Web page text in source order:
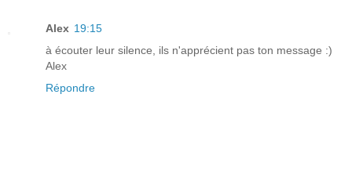
Alex 19:15
à écouter leur silence, ils n'apprécient pas ton message :)
Alex
Répondre